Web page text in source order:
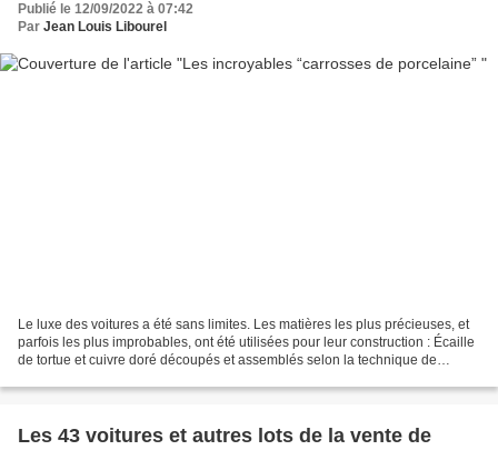
Publié le 12/09/2022 à 07:42
Par Jean Louis Libourel
Le luxe des voitures a été sans limites. Les matières les plus précieuses, et
parfois les plus improbables, ont été utilisées pour leur construction : Écaille
de tortue et cuivre doré découpés et assemblés selon la technique de
Les 43 voitures et autres lots de la vente de